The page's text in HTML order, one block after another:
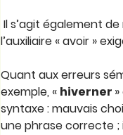
Il s’agit également
l’auxiliaire « avoir »
Quant aux erreurs
exemple, « hiverner
syntaxe : mauvais
une phrase correcte ;